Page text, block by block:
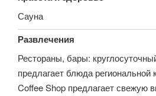
Сауна
Развлечения
Рестораны, бары:
предлагает блюда региональной
Coffee Shop предлагает свежую